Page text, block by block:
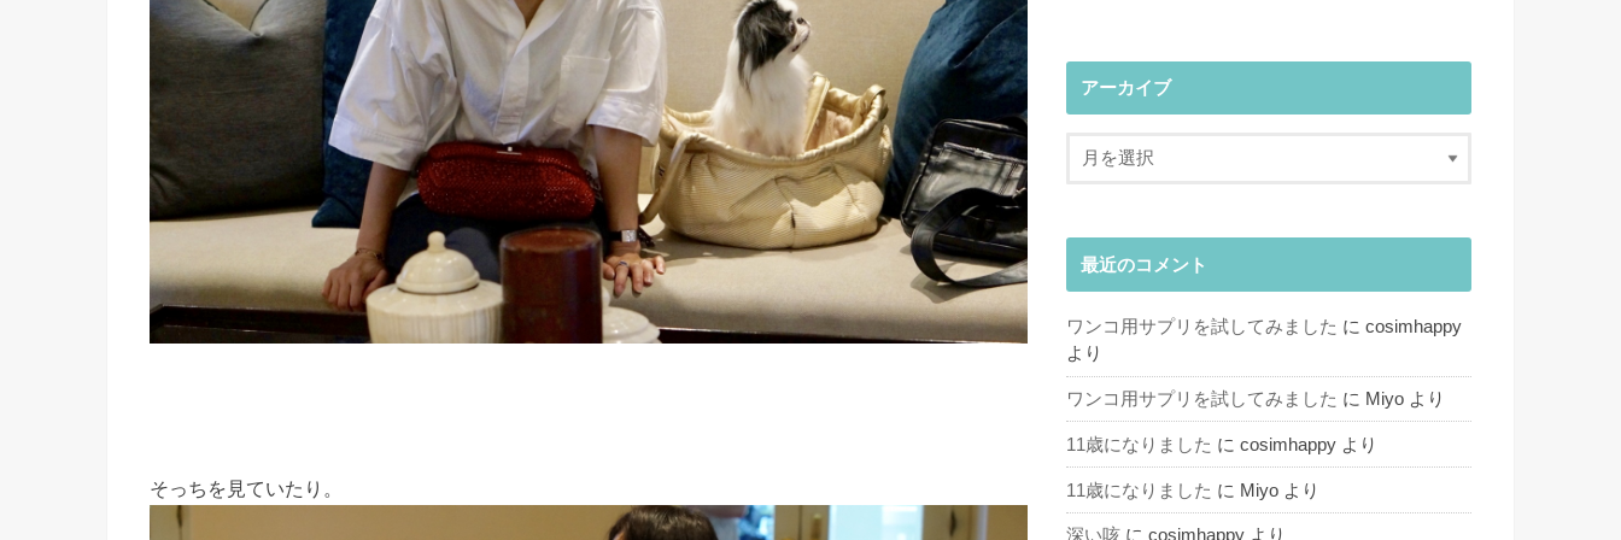
そっちを見ていたり。
アーカイブ
最近のコメント
ワンコ用サプリを試してみました に cosimhappy
より
ワンコ用サプリを試してみました に Miyo より
11歳になりました に cosimhappy より
11歳になりました に Miyo より
深い咳 に cosimhappy より